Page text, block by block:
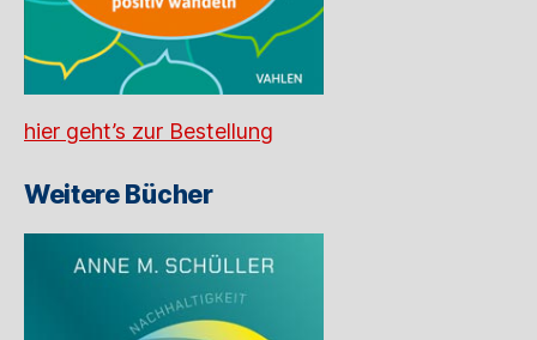
hier geht’s zur Bestellung
Weitere Bücher